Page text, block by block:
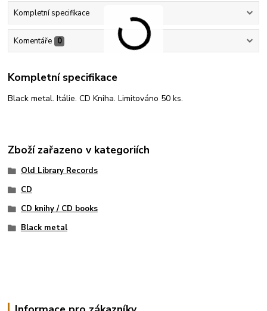
Kompletní specifikace
Komentáře 0
Kompletní specifikace
Black metal. Itálie. CD Kniha. Limitováno 50 ks.
Zboží zařazeno v kategoriích
Old Library Records
CD
CD knihy / CD books
Black metal